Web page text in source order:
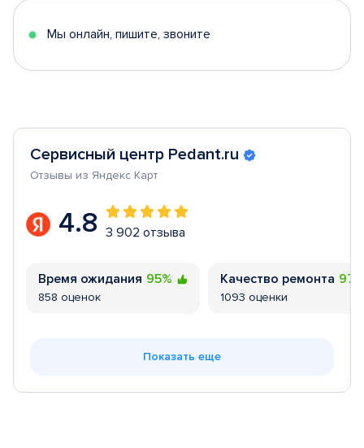
5
Мы онлайн, пишите, звоните
Сервисный центр Pedant.ru
Отзывы из Яндекс Карт
4.8 3 902 отзыва
Время ожидания 95%
858 оценок
Качество ремонта
1093 оценки
Показать еще